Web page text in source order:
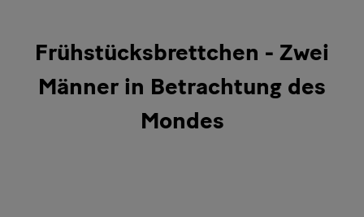
Frühstücksbrettchen - Zwei
Männer in Betrachtung des
Mondes